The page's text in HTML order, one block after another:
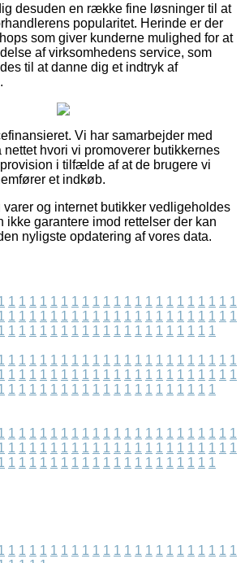
desuden en række fine løsninger til at
popularitet. Herinde er der
som giver kunderne mulighed for at
af virksomhedens service, som
til at danne dig et indtryk af
Vi har samarbejder med
nettet hvori vi promoverer butikkernes
i tilfælde af at de brugere vi
et indkøb.
og internet butikker vedligeholdes
garantere imod rettelser der kan
nyligste opdatering af vores data.
1 1 1 1 1 1 1 1 1 1 1 1 1 1 1 1 1 1 1 1 1 1
1 1 1 1 1 1 1 1 1 1 1 1 1 1 1 1 1 1 1 1 1 1
1 1 1 1 1 1 1 1 1 1 1 1 1 1 1 1 1 1 1 1
1 1 1 1 1 1 1 1 1 1 1 1 1 1 1 1 1 1 1 1 1 1
1 1 1 1 1 1 1 1 1 1 1 1 1 1 1 1 1 1 1 1 1 1
1 1 1 1 1 1 1 1 1 1 1 1 1 1 1 1 1 1 1 1
1 1 1 1 1 1 1 1 1 1 1 1 1 1 1 1 1 1 1 1 1 1
1 1 1 1 1 1 1 1 1 1 1 1 1 1 1 1 1 1 1 1 1 1
1 1 1 1 1 1 1 1 1 1 1 1 1 1 1 1 1 1 1 1
1 1 1 1 1 1 1 1 1 1 1 1 1 1 1 1 1 1 1 1 1 1